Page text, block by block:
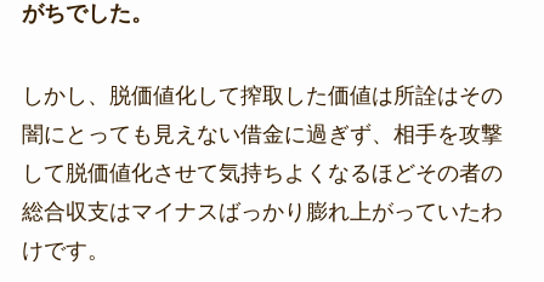
がちでした。
しかし、脱価値化して搾取した価値は所詮はその
闇にとっても見えない借金に過ぎず、相手を攻撃
して脱価値化させて気持ちよくなるほどその者の
総合収支はマイナスばっかり膨れ上がっていたわ
けです。